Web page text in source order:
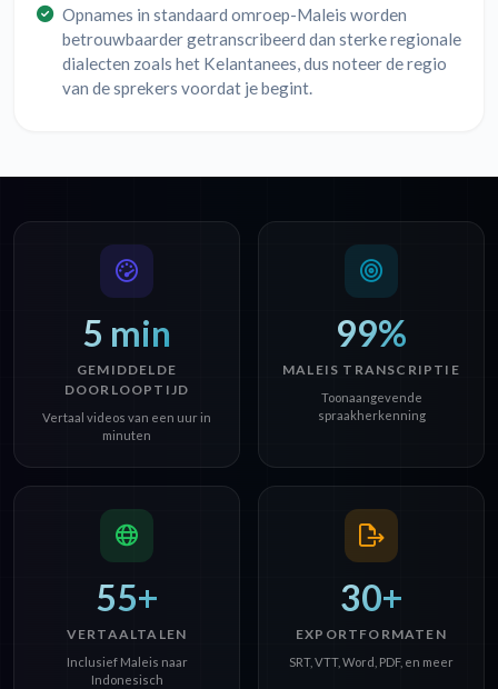
Opnames in standaard omroep-Maleis worden
betrouwbaarder getranscribeerd dan sterke regionale
dialecten zoals het Kelantanees, dus noteer de regio
van de sprekers voordat je begint.
5 min
GEMIDDELDE
DOORLOOPTIJD
Vertaal videos van een uur in
minuten
99%
MALEIS TRANSCRIPTIE
Toonaangevende
spraakherkenning
55+
VERTAALTALEN
Inclusief Maleis naar
Indonesisch
30+
EXPORTFORMATEN
SRT, VTT, Word, PDF, en meer